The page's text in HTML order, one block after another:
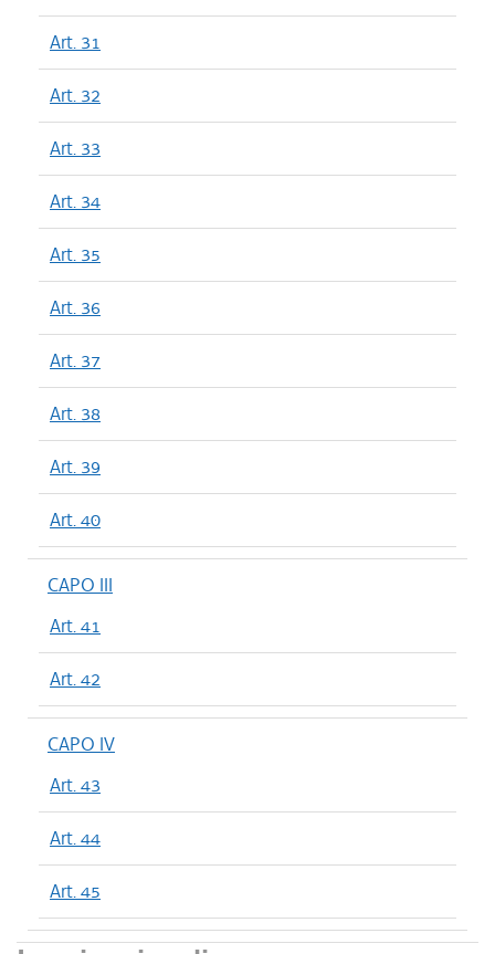
Art. 31
Art. 32
Art. 33
Art. 34
Art. 35
Art. 36
Art. 37
Art. 38
Art. 39
Art. 40
CAPO III
Art. 41
Art. 42
CAPO IV
Art. 43
Art. 44
Art. 45